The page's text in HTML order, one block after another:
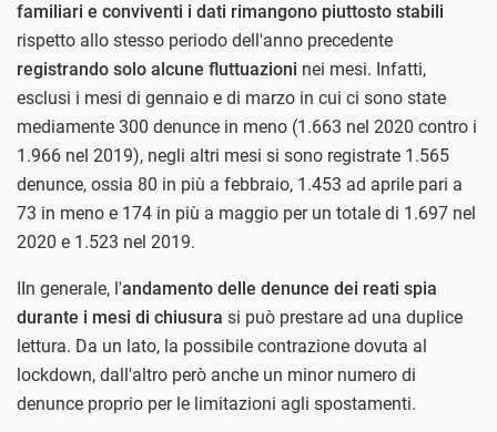
familiari e conviventi i dati rimangono piuttosto stabili
rispetto allo stesso periodo dell'anno precedente
registrando solo alcune fluttuazioni nei mesi. Infatti,
esclusi i mesi di gennaio e di marzo in cui ci sono state
mediamente 300 denunce in meno (1.663 nel 2020 contro i
1.966 nel 2019), negli altri mesi si sono registrate 1.565
denunce, ossia 80 in più a febbraio, 1.453 ad aprile pari a
73 in meno e 174 in più a maggio per un totale di 1.697 nel
2020 e 1.523 nel 2019.
IIn generale, l'andamento delle denunce dei reati spia
durante i mesi di chiusura si può prestare ad una duplice
lettura. Da un lato, la possibile contrazione dovuta al
lockdown, dall'altro però anche un minor numero di
denunce proprio per le limitazioni agli spostamenti.